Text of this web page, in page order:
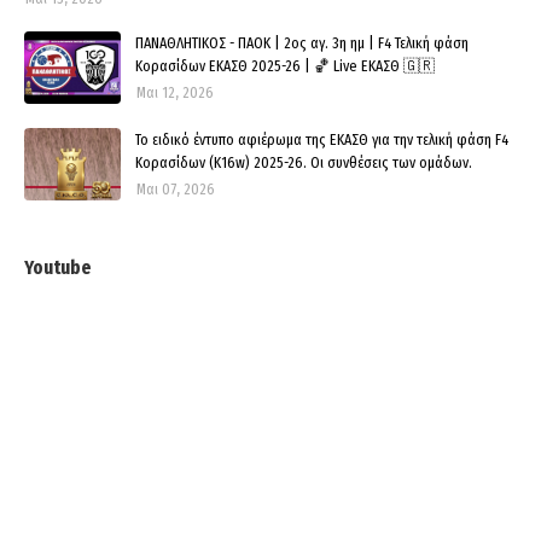
ΠΑΝΑΘΛΗΤΙΚΟΣ - ΠΑΟΚ | 2ος αγ. 3η ημ | F4 Τελική φάση
Κορασίδων ΕΚΑΣΘ 2025-26 | 🏀 Live ΕΚΑΣΘ 🇬🇷
Μαι 12, 2026
Το ειδικό έντυπο αφιέρωμα της ΕΚΑΣΘ για την τελική φάση F4
Κορασίδων (Κ16w) 2025-26. Οι συνθέσεις των ομάδων.
Μαι 07, 2026
Youtube